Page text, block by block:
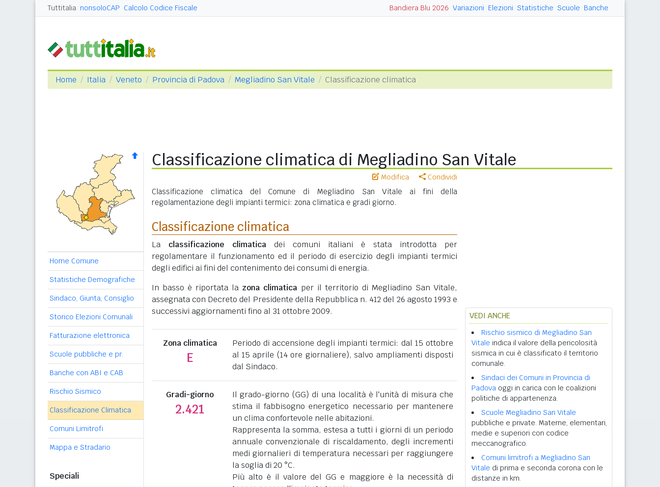
Tuttitalia nonsoloCAP Calcolo Codice Fiscale Bandiera Blu 2026 Variazioni Elezioni Statistiche Scuole Banche
Home Italia Veneto Provincia di Padova Megliadino San Vitale Classificazione climatica
Home Comune
Statistiche Demografiche
Sindaco, Giunta, Consiglio
Storico Elezioni Comunali
Fatturazione elettronica
Scuole pubbliche e pr.
Banche con ABI e CAB
Rischio Sismico
Classificazione Climatica
Comuni Limitrofi
Mappa e Stradario
Speciali
Classificazione climatica di Megliadino San Vitale
Modifica Condividi
Classificazione climatica del Comune di Megliadino San Vitale ai fini della
regolamentazione degli impianti termici: zona climatica e gradi giorno.
Classificazione climatica
La classificazione climatica dei comuni italiani è stata introdotta per
regolamentare il funzionamento ed il periodo di esercizio degli impianti termici
degli edifici ai fini del contenimento dei consumi di energia.
In basso è riportata la zona climatica per il territorio di Megliadino San Vitale,
assegnata con Decreto del Presidente della Repubblica n. 412 del 26 agosto 1993 e
successivi aggiornamenti fino al 31 ottobre 2009.
Zona climatica
E
Periodo di accensione degli impianti termici: dal 15 ottobre
al 15 aprile (14 ore giornaliere), salvo ampliamenti disposti
dal Sindaco.
Gradi-giorno
2.421
Il grado-giorno (GG) di una località è l'unità di misura che
stima il fabbisogno energetico necessario per mantenere
un clima confortevole nelle abitazioni.
Rappresenta la somma, estesa a tutti i giorni di un periodo
annuale convenzionale di riscaldamento, degli incrementi
medi giornalieri di temperatura necessari per raggiungere
la soglia di 20 °C.
Più alto è il valore del GG e maggiore è la necessità di
VEDI ANCHE
Rischio sismico di Megliadino San
Vitale indica il valore della pericolosità
sismica in cui è classificato il territorio
comunale.
Sindaci dei Comuni in Provincia di
Padova oggi in carica con le coalizioni
politiche di appartenenza.
Scuole Megliadino San Vitale
pubbliche e private. Materne, elementari,
medie e superiori con codice
meccanografico.
Comuni limitrofi a Megliadino San
Vitale di prima e seconda corona con le
distanze in km.